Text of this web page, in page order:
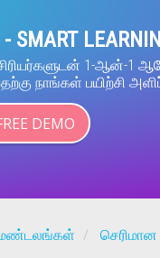
- SMART
1-ஆன்-1
நாங்கள் பயிற்சி
DEMO
மண்டலங்கள்